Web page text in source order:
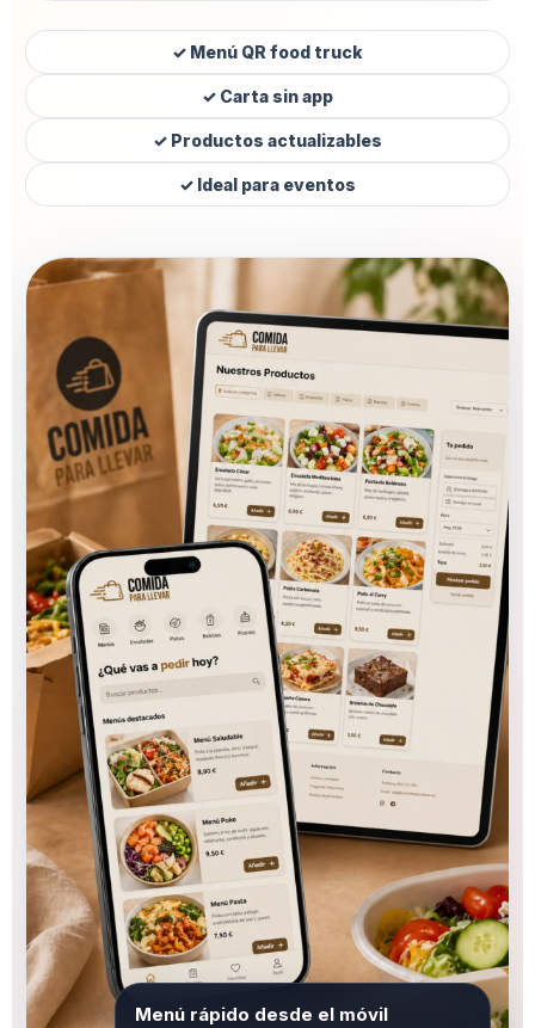
✓ Menú QR food truck
✓ Carta sin app
✓ Productos actualizables
✓ Ideal para eventos
Menú rápido desde el móvil